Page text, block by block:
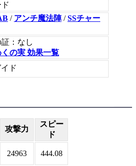
/ アンチ魔法陣/SSチャー
：なし
の実 効果一覧
ド
攻撃力
スピー
ド
24963 444.08